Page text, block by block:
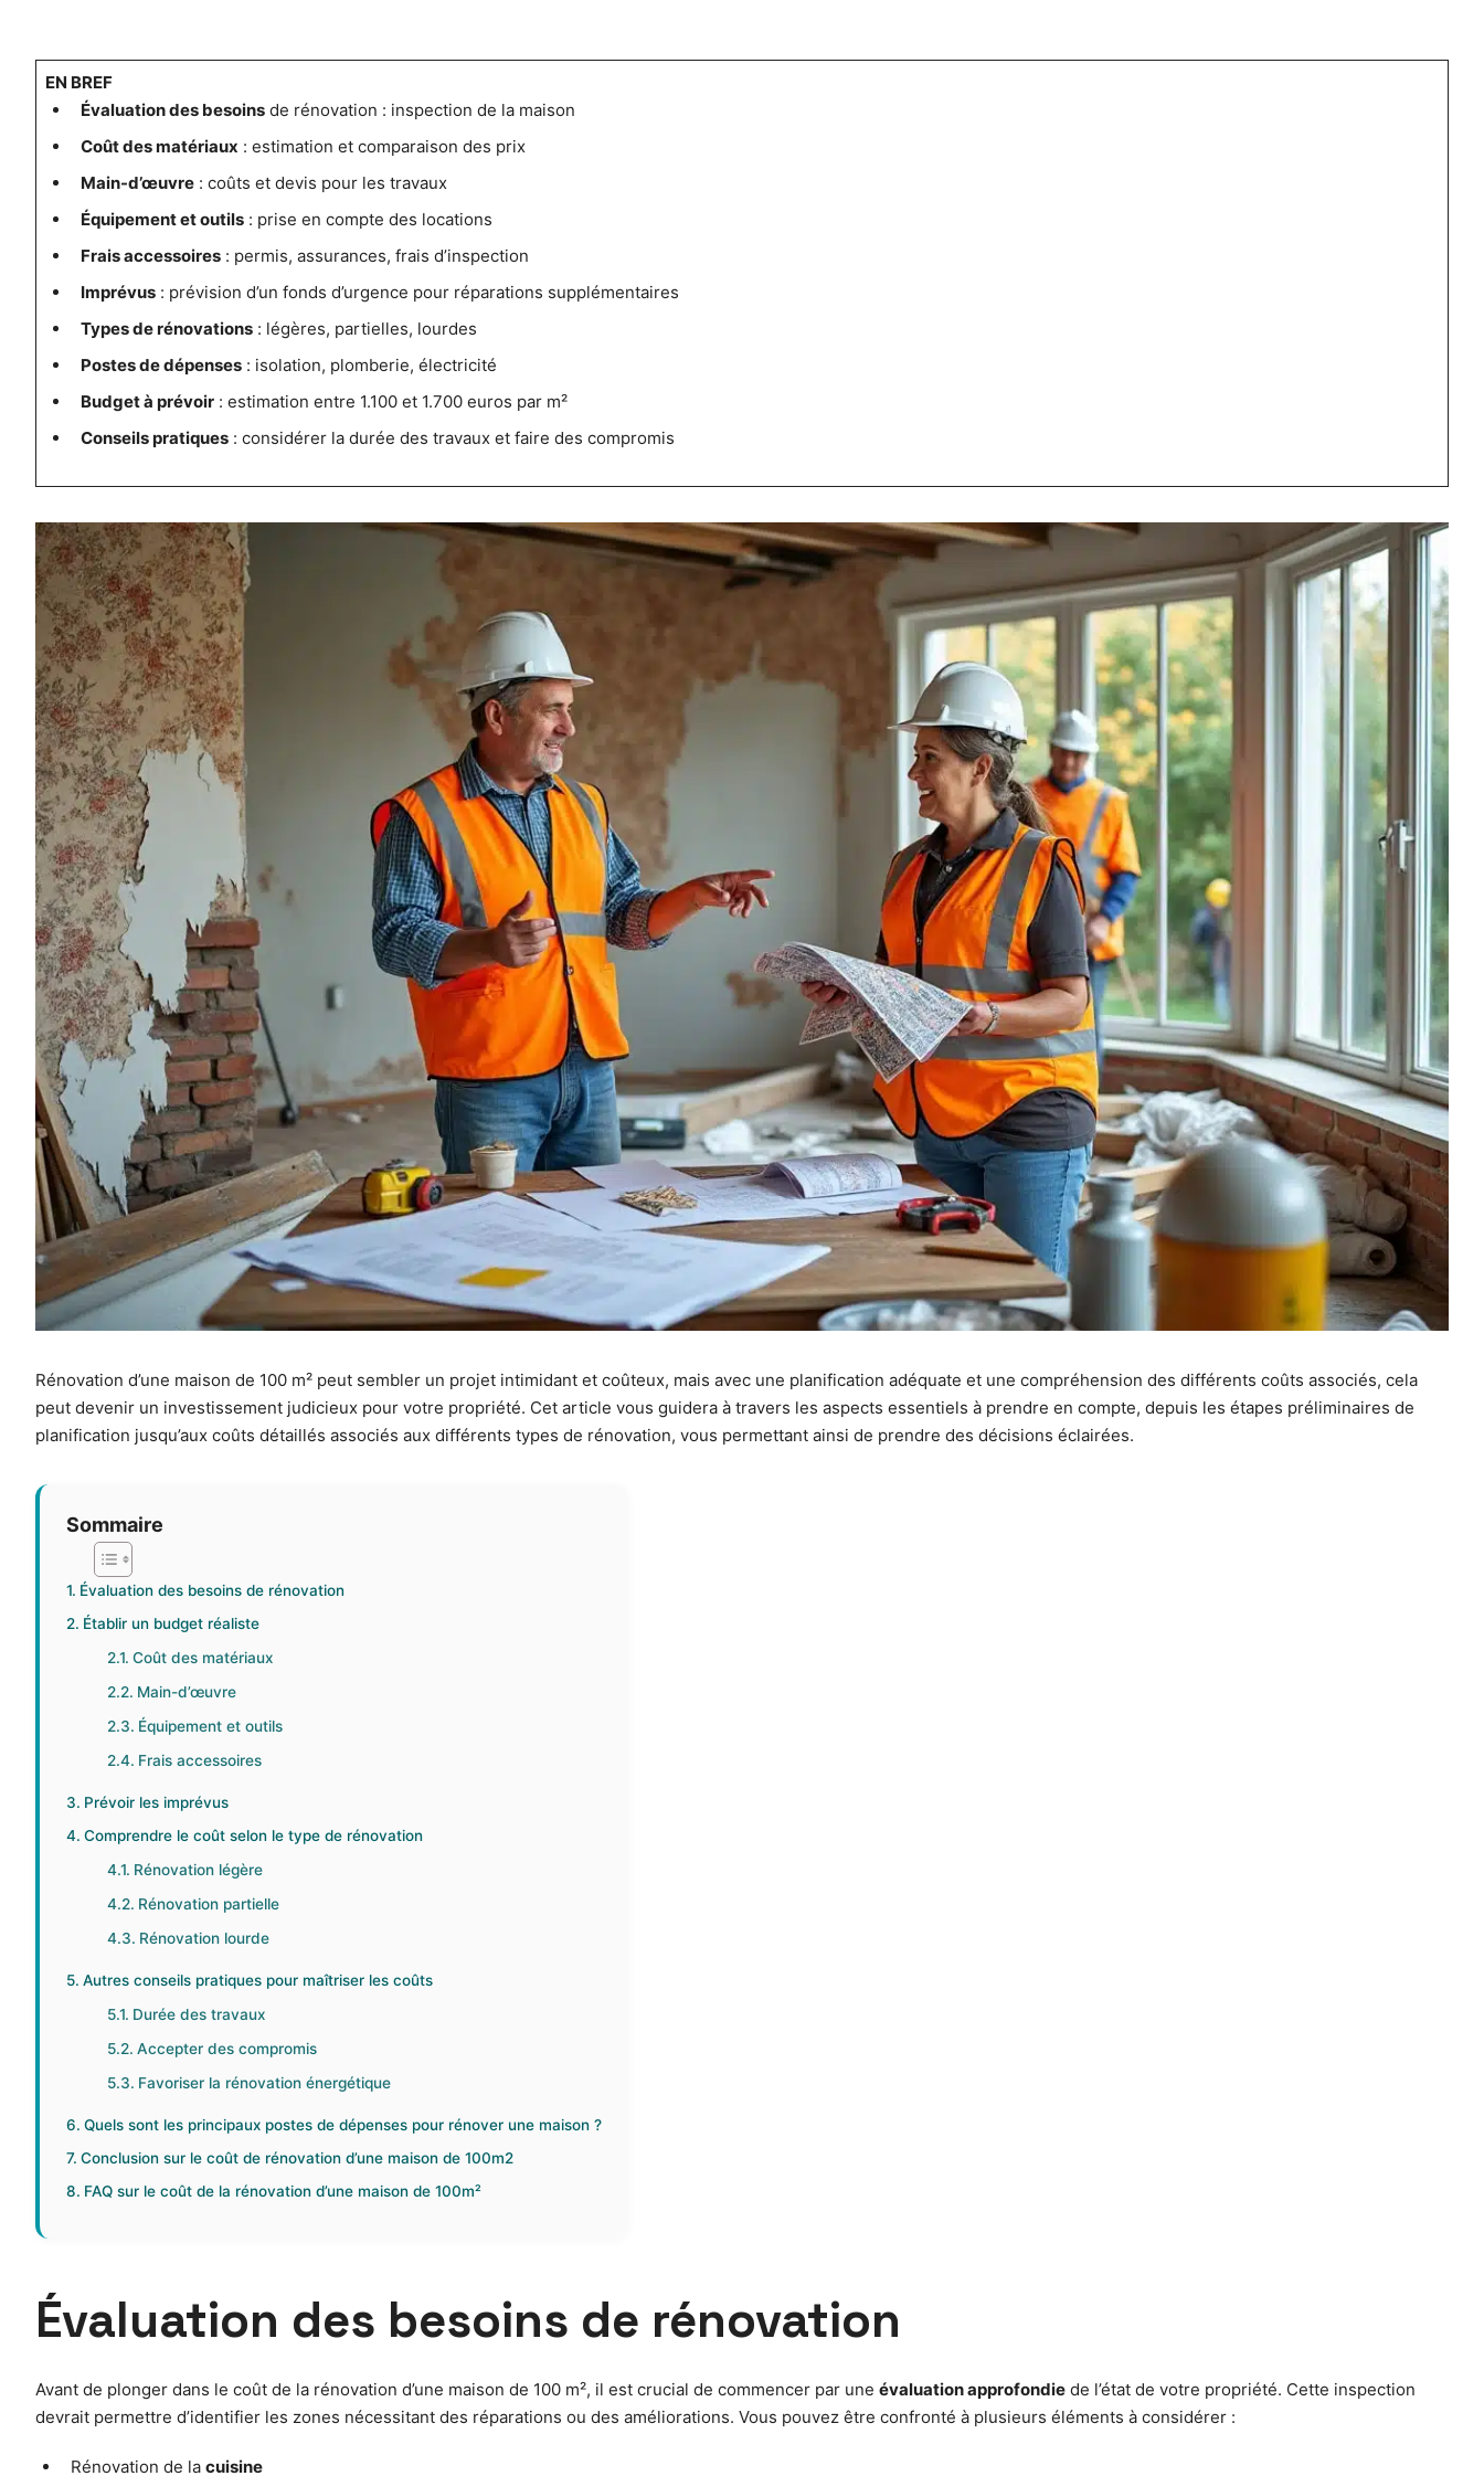
EN BREF
Évaluation des besoinsde rénovation : inspection de la maison
Coût des matériaux : estimation et comparaison des prix
Main-d’œuvre: coûts et devis pour les travaux
Équipement et outils: prise en compte des locations
Frais accessoires: permis, assurances, frais d’inspection
Imprévus: prévision d’un fonds d’urgence pour réparations supplémentaires
Types de rénovations: légères, partielles, lourdes
Postes de dépenses: isolation, plomberie, électricité
Budget à prévoir: estimation entre 1.100 et 1.700 euros par m²
Conseils pratiques: considérer la durée des travaux et faire des compromis
Rénovation d’une maison de 100 m² peut sembler un projet intimidant et coûteux, mais avec une planification adéquate et une compréhension des différents coûts associés, cela
peut devenir un investissement judicieux pour votre propriété. Cet article vous guidera à travers les aspects essentiels à prendre en compte, depuis les étapes préliminaires de
planification jusqu’aux coûts détaillés associés aux différents types de rénovation, vous permettant ainsi de prendre des décisions éclairées.
Sommaire
Évaluation des besoins de rénovation
Établir un budget réaliste
Coût des matériaux
Main-d’œuvre
Équipement et outils
Frais accessoires
Prévoir les imprévus
Comprendre le coût selon le type de rénovation
Rénovation légère
Rénovation partielle
Rénovation lourde
Autres conseils pratiques pour maîtriser les coûts
Durée des travaux
Accepter des compromis
Favoriser la rénovation énergétique
Quels sont les principaux postes de dépenses pour rénover une maison ?
Conclusion sur le coût de rénovation d’une maison de 100m2
FAQ sur le coût de la rénovation d’une maison de 100m²
Évaluation des besoins de rénovation
Avant de plonger dans le coût de la rénovation d’une maison de 100 m², il est crucial de commencer par une évaluation approfondie de l’état de votre propriété. Cette inspection
devrait permettre d’identifier les zones nécessitant des réparations ou des améliorations. Vous pouvez être confronté à plusieurs éléments à considérer :
Rénovation de la cuisine